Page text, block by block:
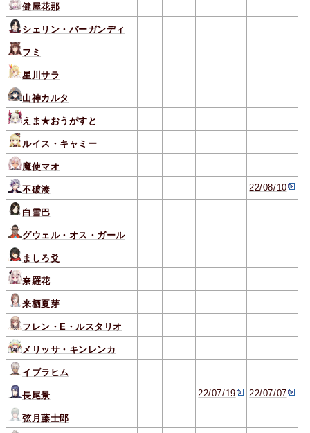
健屋花那
シェリン・バーガンディ
フミ
星川サラ
山神カルタ
えま★おうがすと
ルイス・キャミー
魔使マオ
不破湊 22/08/10
白雪巴
グウェル・オス・ガール
ましろ爻
奈羅花
来栖夏芽
フレン・E・ルスタリオ
メリッサ・キンレンカ
イブラヒム
長尾景 22/07/19 22/07/07
弦月藤士郎